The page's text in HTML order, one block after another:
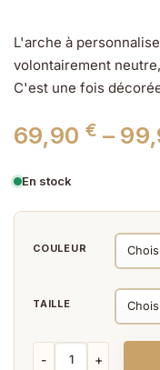
L'arche à
volontairement
C'est une fois
69,90€ –
Plage
de
prix :
69,90 €
En stock
COULEUR
TAILLE
quantité de Arche